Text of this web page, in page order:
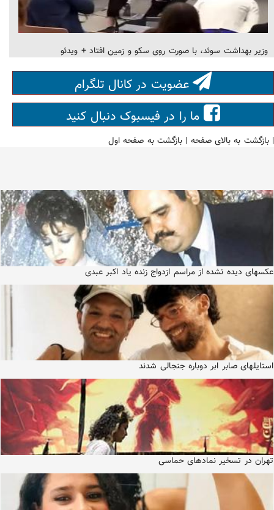
وزیر بهداشت سوئد، با صورت روی سکو و زمین افتاد + ویدئو
عضویت در کانال تلگرام
ما را در فیسبوک دنبال کنید
|بازگشت به بالای صفحه |بازگشت به صفحه اول
عکسهای دیده نشده از مراسم ازدواج زنده یاد اکبر عبدی
استایلهای صابر ابر دوباره جنجالی شدند
تهران در تسخیر نمادهای حماسی